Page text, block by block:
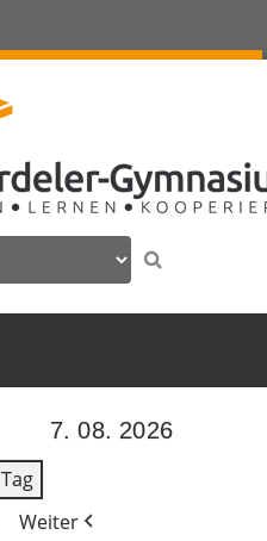
7. 08. 2026
Tag
Weiter